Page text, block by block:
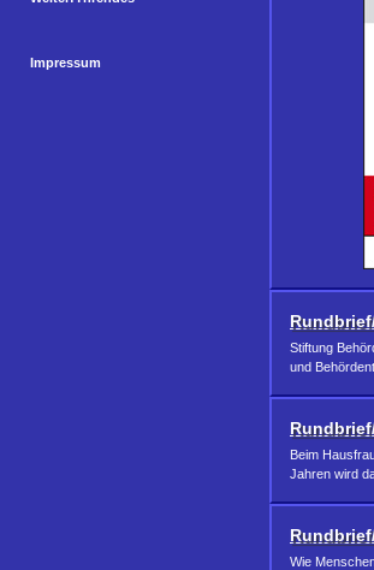
Impressum
Stiftung
und
Beim
Jahren wird
Wie